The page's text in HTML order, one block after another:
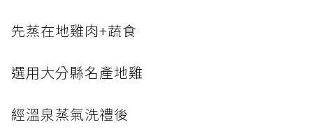
先蒸在地雞肉+蔬食
選用大分縣名產地雞
經溫泉蒸氣洗禮後